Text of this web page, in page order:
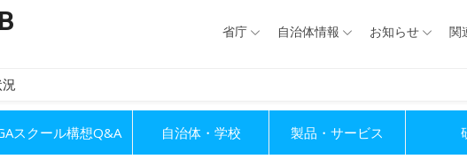
省庁 自治体情報 お知らせ 関
スクール構想Q&A 自治体・学校 製品・サービス